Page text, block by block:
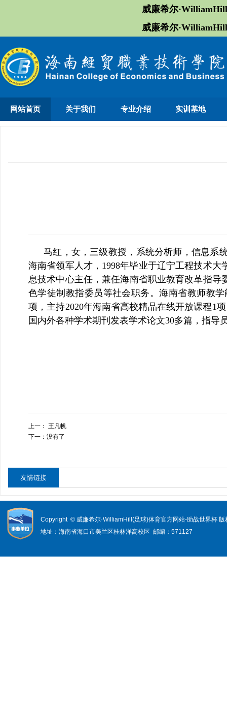
威廉希尔
威廉希尔
网站首页 关于我们 专业介绍 实训基地
马红 ， 女 ，三级教授， 系统分析师，信息系
海南省领军 人才， 1998年毕业于辽宁工程技术
息技术中心主任，兼任海南省职业教育改革指导
色学徒制教指委员等社会职务。海南省教师教
项，主持2020年海南省高校精品在线开放课程1
国内外各种学术期刊发表学术论文30多篇，指导
上一： 王凡帆
下一： 没有了
友情链接
Copyright © 威廉希尔·WilliamHill(足球)体育官方网站-助战世界杯
地址：海南省海口市美兰区桂林洋高校区 邮编：571127